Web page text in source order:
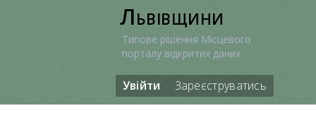
Львівщини
Типове рішення Місцевого
порталу відкритих даних
Увійти Зареєструватись